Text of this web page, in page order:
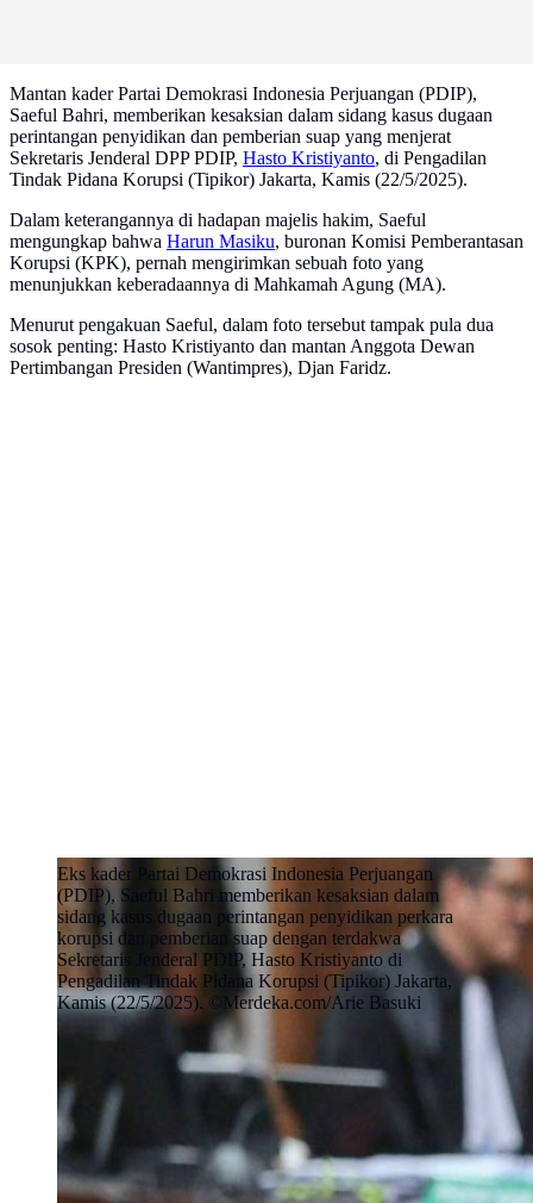
Mantan kader Partai Demokrasi Indonesia Perjuangan (PDIP),
Saeful Bahri, memberikan kesaksian dalam sidang kasus dugaan
perintangan penyidikan dan pemberian suap yang menjerat
Sekretaris Jenderal DPP PDIP, Hasto Kristiyanto, di Pengadilan
Tindak Pidana Korupsi (Tipikor) Jakarta, Kamis (22/5/2025).
Dalam keterangannya di hadapan majelis hakim, Saeful
mengungkap bahwa Harun Masiku, buronan Komisi Pemberantasan
Korupsi (KPK), pernah mengirimkan sebuah foto yang
menunjukkan keberadaannya di Mahkamah Agung (MA).
Menurut pengakuan Saeful, dalam foto tersebut tampak pula dua
sosok penting: Hasto Kristiyanto dan mantan Anggota Dewan
Pertimbangan Presiden (Wantimpres), Djan Faridz.
Eks kader Partai Demokrasi Indonesia Perjuangan
(PDIP), Saeful Bahri memberikan kesaksian dalam
sidang kasus dugaan perintangan penyidikan perkara
korupsi dan pemberian suap dengan terdakwa
Sekretaris Jenderal PDIP, Hasto Kristiyanto di
Pengadilan Tindak Pidana Korupsi (Tipikor) Jakarta,
Kamis (22/5/2025). ©Merdeka.com/Arie Basuki